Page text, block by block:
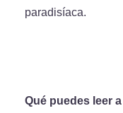
paradisíaca.
Qué puedes leer